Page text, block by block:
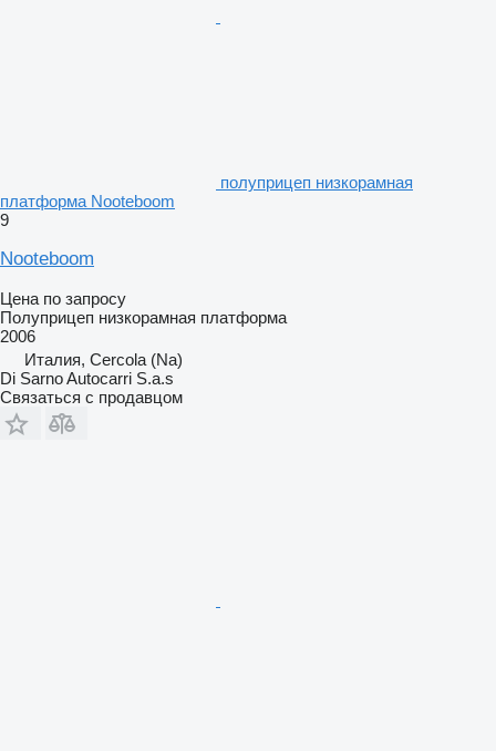
полуприцеп низкорамная
платформа Nooteboom
9
Nooteboom
Цена по запросу
Полуприцеп низкорамная платформа
2006
Италия, Cercola (Na)
Di Sarno Autocarri S.a.s
Связаться с продавцом